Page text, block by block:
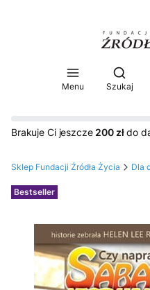
Menu Szukaj
Brakuje Ci jeszcze 200 złdo
Sklep Fundacji Źródła Życia Dla
Etykiety
Bestseller